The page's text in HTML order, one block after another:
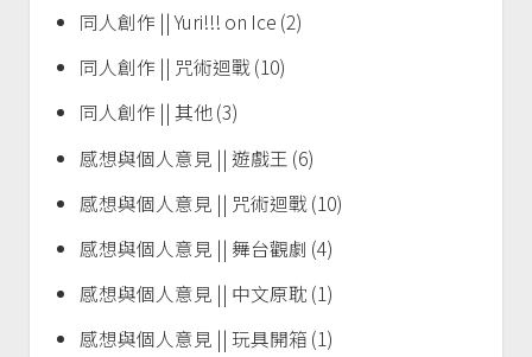
同人創作 || Yuri!!! on Ice (2)
同人創作 || 咒術迴戰(10)
同人創作 || 其他(3)
感想與個人意見 || 遊戲王 (6)
感想與個人意見 || 咒術迴戰(10)
感想與個人意見 || 舞台觀劇 (4)
感想與個人意見 || 中文原耽 (1)
感想與個人意見 || 玩具開箱 (1)